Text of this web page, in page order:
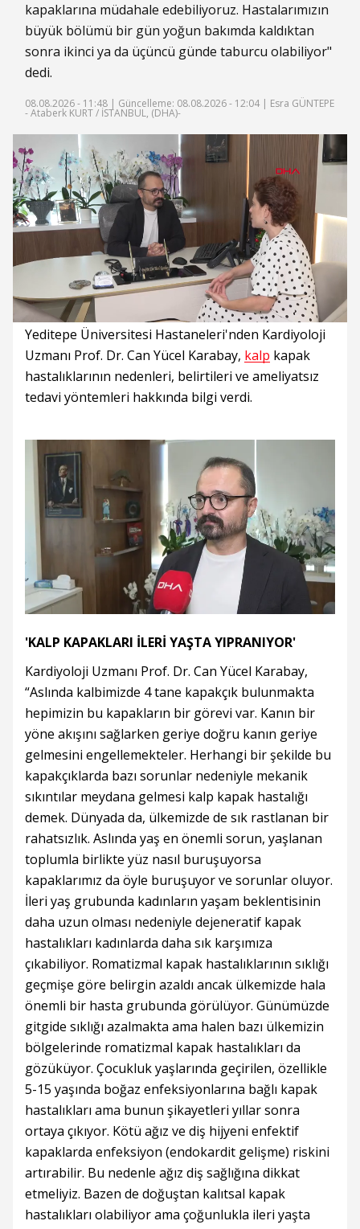
kapaklarına müdahale edebiliyoruz. Hastalarımızın
büyük bölümü bir gün yoğun bakımda kaldıktan
sonra ikinci ya da üçüncü günde taburcu olabiliyor"
dedi.
08.08.2026 - 11:48 | Güncelleme: 08.08.2026 - 12:04 | Esra GÜNTEPE
- Ataberk KURT / İSTANBUL, (DHA)-
Süre
0%
0%
Yeditepe Üniversitesi Hastaneleri'nden Kardiyoloji
Uzmanı Prof. Dr. Can Yücel Karabay, kalp kapak
hastalıklarının nedenleri, belirtileri ve ameliyatsız
tedavi yöntemleri hakkında bilgi verdi.
'KALP KAPAKLARI İLERİ YAŞTA YIPRANIYOR'
Kardiyoloji Uzmanı Prof. Dr. Can Yücel Karabay,
“Aslında kalbimizde 4 tane kapakçık bulunmakta
hepimizin bu kapakların bir görevi var. Kanın bir
yöne akışını sağlarken geriye doğru kanın geriye
gelmesini engellemekteler. Herhangi bir şekilde bu
kapakçıklarda bazı sorunlar nedeniyle mekanik
sıkıntılar meydana gelmesi kalp kapak hastalığı
demek. Dünyada da, ülkemizde de sık rastlanan bir
rahatsızlık. Aslında yaş en önemli sorun, yaşlanan
toplumla birlikte yüz nasıl buruşuyorsa
kapaklarımız da öyle buruşuyor ve sorunlar oluyor.
İleri yaş grubunda kadınların yaşam beklentisinin
daha uzun olması nedeniyle dejeneratif kapak
hastalıkları kadınlarda daha sık karşımıza
çıkabiliyor. Romatizmal kapak hastalıklarının sıklığı
geçmişe göre belirgin azaldı ancak ülkemizde hala
önemli bir hasta grubunda görülüyor. Günümüzde
gitgide sıklığı azalmakta ama halen bazı ülkemizin
bölgelerinde romatizmal kapak hastalıkları da
gözüküyor. Çocukluk yaşlarında geçirilen, özellikle
5-15 yaşında boğaz enfeksiyonlarına bağlı kapak
hastalıkları ama bunun şikayetleri yıllar sonra
ortaya çıkıyor. Kötü ağız ve diş hijyeni enfektif
kapaklarda enfeksiyon (endokardit gelişme) riskini
artırabilir. Bu nedenle ağız diş sağlığına dikkat
etmeliyiz. Bazen de doğuştan kalıtsal kapak
hastalıkları olabiliyor ama çoğunlukla ileri yaşta